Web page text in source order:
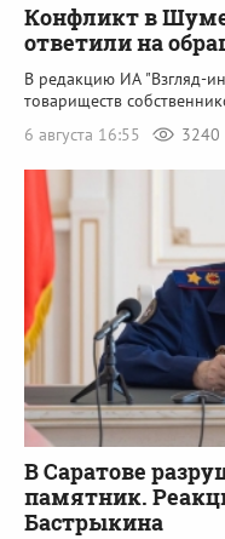
Конфликт в
ответили на
В редакцию ИА "Взгляд-
товариществ
6 августа 16:55
3240
В Саратове
памятник.
Бастрыкина